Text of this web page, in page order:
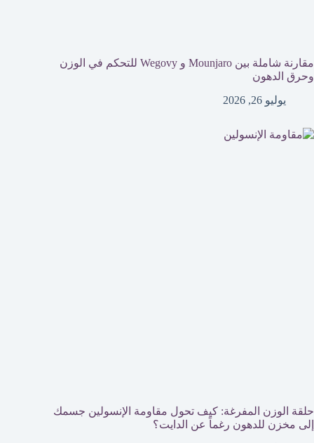
مقارنة شاملة بين Mounjaro و Wegovy للتحكم في الوزن
وحرق الدهون
يوليو 26, 2026
حلقة الوزن المفرغة: كيف تحول مقاومة الإنسولين جسمك
إلى مخزن للدهون رغماً عن الدايت؟